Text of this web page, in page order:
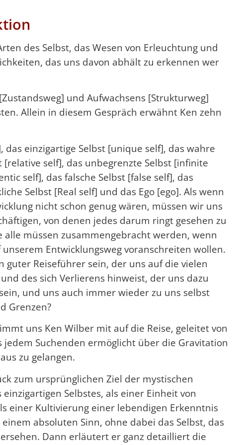
des Selbst, das Wesen von Erleuchtung und
das uns davon abhält zu erkennen wer
und Aufwachsens [Strukturweg]
Allein in diesem Gespräch erwähnt Ken zehn
einzigartige Selbst [unique self], das wahre
[relative self], das unbegrenzte Selbst [infinite
self], das falsche Selbst [false self], das
Selbst [Real self] und das Ego [ego]. Als wenn
nicht schon genug wären, müssen wir uns
von denen jedes darum ringt gesehen zu
müssen zusammengebracht werden, wenn
Entwicklungsweg voranschreiten wollen.
guter Reiseführer sein, der uns auf die vielen
des sich Verlierens hinweist, der uns dazu
und uns auch immer wieder zu uns selbst
Grenzen?
uns Ken Wilber mit auf die Reise, geleitet von
Suchenden ermöglicht über die Gravitation
zu gelangen.
zum ursprünglichen Ziel der mystischen
Selbstes, als einer Einheit von
einer Kultivierung einer lebendigen Erkenntnis
absoluten Sinn, ohne dabei das Selbst, das
Dann erläutert er ganz detailliert die